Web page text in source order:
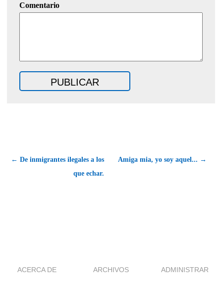
Comentario
← De inmigrantes ilegales a los
que echar.
Amiga mia, yo soy aquel... →
ACERCA DE ARCHIVOS ADMINISTRAR